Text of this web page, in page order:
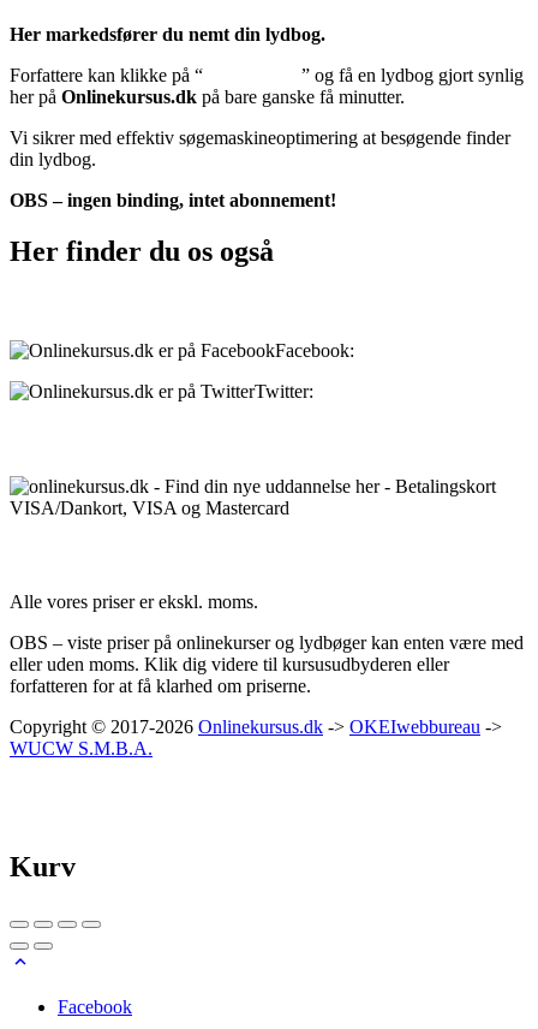
Her markedsfører du nemt din lydbog.
Forfattere kan klikke på “
” og få en lydbog gjort synlig
her på Onlinekursus.dk på bare ganske få minutter.
Vi sikrer med effektiv søgemaskineoptimering at besøgende finder
din lydbog.
OBS – ingen binding, intet abonnement!
Her finder du os også
Facebook:
Twitter:
Alle vores priser er ekskl. moms.
OBS – viste priser på onlinekurser og lydbøger kan enten være med
eller uden moms. Klik dig videre til kursusudbyderen eller
forfatteren for at få klarhed om priserne.
Copyright © 2017-2026 Onlinekursus.dk -> OKEIwebbureau ->
WUCW S.M.B.A.
Kurv
Facebook